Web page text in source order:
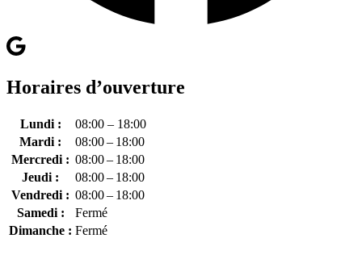
Horaires d’ouverture
Lundi :
08:00 – 18:00
Mardi :
08:00 – 18:00
Mercredi : 08:00 – 18:00
Jeudi :
08:00 – 18:00
Vendredi : 08:00 – 18:00
Samedi :
Fermé
Dimanche : Fermé